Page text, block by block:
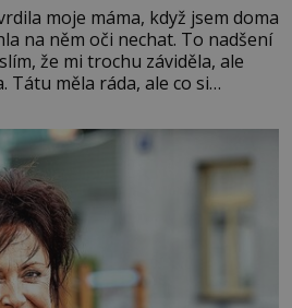
moje máma, když jsem doma
na něm oči nechat. To nadšení
že mi trochu záviděla, ale
Tátu měla ráda, ale co si
byla jiná doba, když